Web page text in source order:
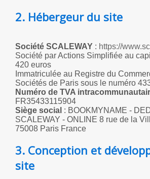
2. Hébergeur du site
Société SCALEWAY : https://
Société par Actions Simplifiée au
420 euros
Immatriculée au Registre du
Sociétés de Paris sous le numéro
Numéro de TVA
FR35433115904
Siège social : BOOKMYNAME -
SCALEWAY - ONLINE 8 rue de la
75008 Paris France
3. Conception et
site